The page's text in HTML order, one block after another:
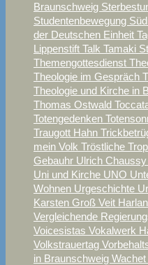
Braunschweig
Studentenbewegung
der Deutschen Einheit
Lippenstift Talk Tamaki
Themengottesdienst
Theologie im Gespräch
Theologie und Kirche in
Thomas Ostwald
Totengedenken
Traugott Hahn
mein Volk Tröstliche
Gebauhr Ulrich Chaussy
Uni und Kirche UNO
Wohnen Urgeschichte
Karsten Groß Veit Harlan
Vergleichende
Voicesistas Vokalwerk
Volkstrauertag
in Braunschweig